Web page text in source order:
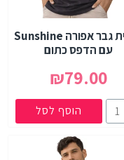
גופיית גבר אפורה Sunshine
עם הדפס כתום
₪79.00
הוסף לסל